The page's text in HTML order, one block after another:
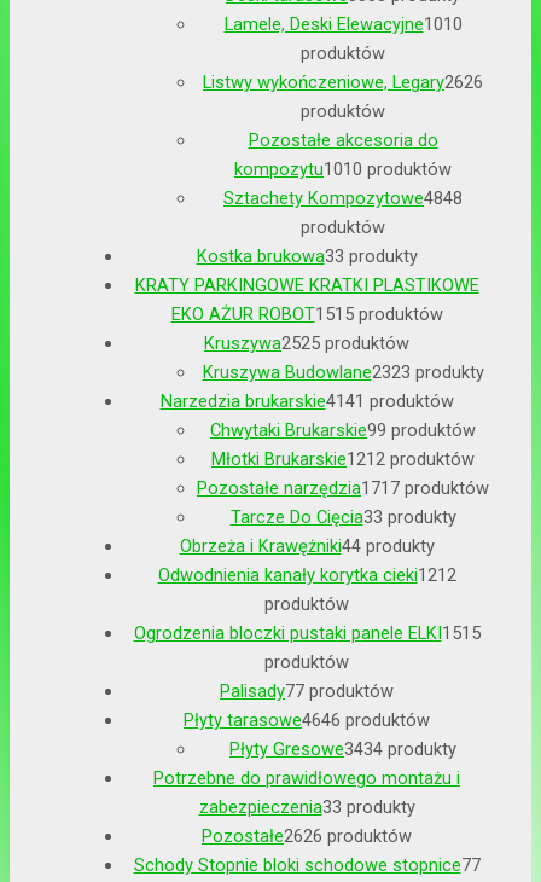
Lamele, Deski Elewacyjne1010
produktów
Listwy wykończeniowe, Legary2626
produktów
Pozostałe akcesoria do
kompozytu1010 produktów
Sztachety Kompozytowe4848
produktów
Kostka brukowa33 produkty
KRATY PARKINGOWE KRATKI PLASTIKOWE
EKO AŻUR ROBOT1515 produktów
Kruszywa2525 produktów
Kruszywa Budowlane2323 produkty
Narzedzia brukarskie41 41 produktów
Chwytaki Brukarskie99 produktów
Młotki Brukarskie1212 produktów
Pozostałe narzędzia1717 produktów
Tarcze Do Cięcia33 produkty
Obrzeża i Krawężniki44 produkty
Odwodnienia kanały korytka cieki1212
produktów
Ogrodzenia bloczki pustaki panele ELKI 1515
produktów
Palisady77 produktów
Płyty tarasowe4646 produktów
Płyty Gresowe3434 produkty
Potrzebne do prawidłowego montażu i
zabezpieczenia33 produkty
Pozostałe2626 produktów
Schody Stopnie bloki schodowe stopnice77